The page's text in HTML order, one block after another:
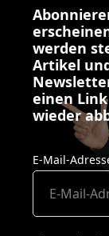
werden
Artikel
einen
wieder
E-Mail-